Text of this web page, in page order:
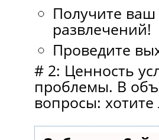
Получите
развлечений!
Проведите
# 2: Ценность
проблемы. В
вопросы: